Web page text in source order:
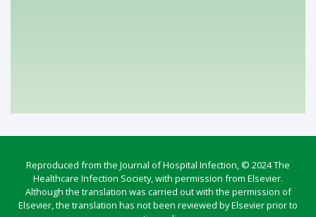
Reproduced from the Journal of Hospital Infection, © 2024 The
Healthcare Infection Society, with permission from Elsevier.
Although the translation was carried out with the permission of
Elsevier, the translation has not been reviewed by Elsevier prior to